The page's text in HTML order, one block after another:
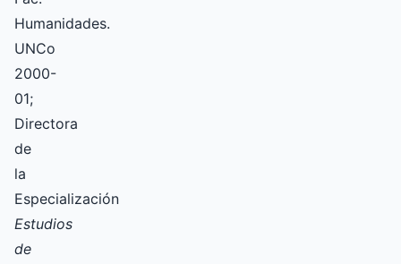
Humanidades.
UNCo
2000-
01;
Directora
de
la
Especialización
Estudios
de